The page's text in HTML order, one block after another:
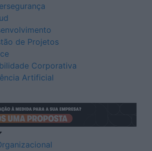
de Projetos
Corporativa
Artificial